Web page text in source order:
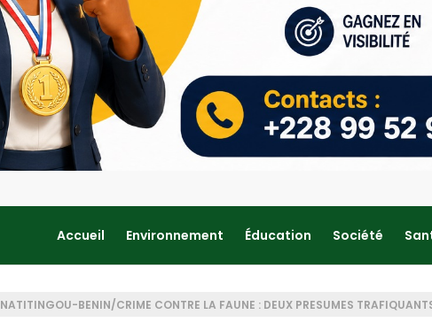
Accueil Environnement Éducation Société
NATITINGOU-BENIN/CRIME CONTRE LA FAUNE : DEUX PRESUMES